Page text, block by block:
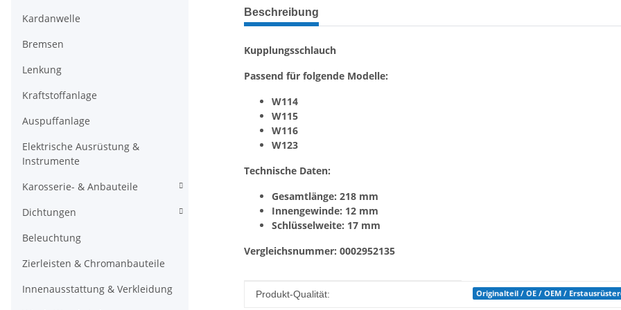
weitere Registerkarten anzeigen
Beschreibung
Kupplungsschlauch
Passend für folgende Modelle:
W114
W115
W116
W123
Technische Daten:
Gesamtlänge: 218 mm
Innengewinde: 12 mm
Schlüsselweite: 17 mm
Vergleichsnummer: 0002952135
Produkteigenschaft
Wert
Produkt-Qualität: Originalteil / OE / OEM /
Kardanwelle
Bremsen
Lenkung
Kraftstoffanlage
Auspuffanlage
Elektrische Ausrüstung &
Instrumente
Karosserie- & Anbauteile
Dichtungen
Beleuchtung
Zierleisten & Chromanbauteile
Innenausstattung & Verkleidung